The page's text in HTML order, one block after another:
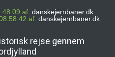
af: danskejernbaner.dk
af: danskejernbaner.dk
rejse gennem